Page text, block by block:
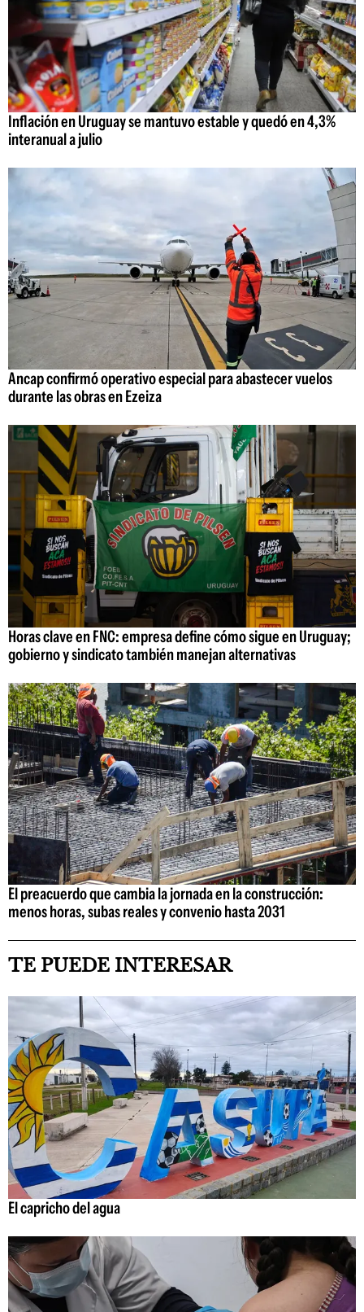
Inflación en Uruguay se mantuvo estable y quedó en 4,3%
interanual a julio
Ancap confirmó operativo especial para abastecer vuelos
durante las obras en Ezeiza
Horas clave en FNC: empresa define cómo sigue en Uruguay;
gobierno y sindicato también manejan alternativas
El preacuerdo que cambia la jornada en la construcción:
menos horas, subas reales y convenio hasta 2031
TE PUEDE INTERESAR
El capricho del agua